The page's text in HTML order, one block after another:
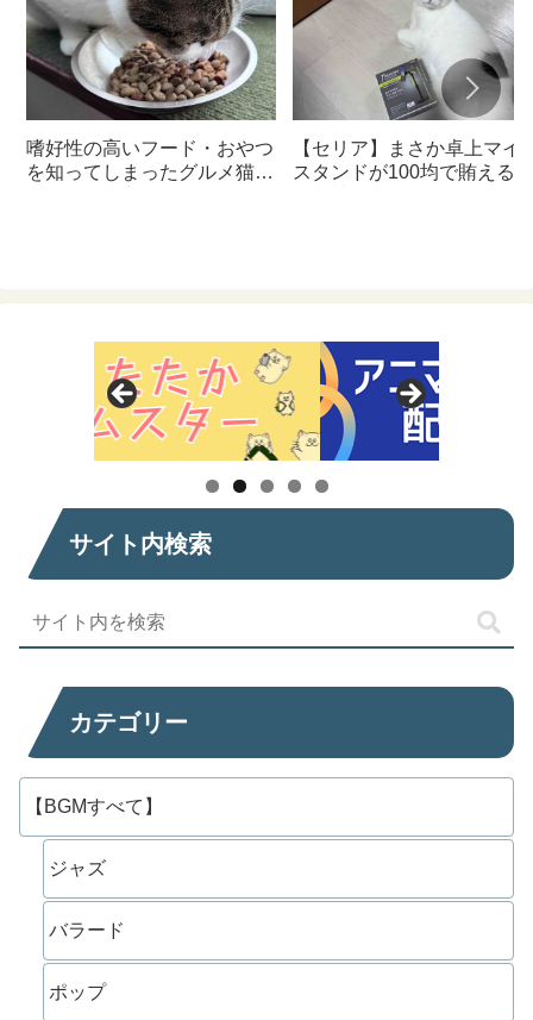
嗜好性の高いフード・おやつ
を知ってしまったグルメ猫の
【セリア】まさか卓上マイ
スタンドが100均で賄えるな
サイト内検索
カテゴリー
【BGMすべて】
ジャズ
バラード
ポップ